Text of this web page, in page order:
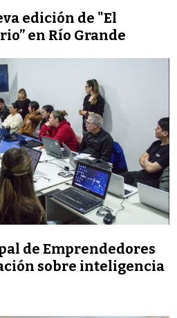
edición de "El
en Río Grande
de Emprendedores
sobre inteligencia